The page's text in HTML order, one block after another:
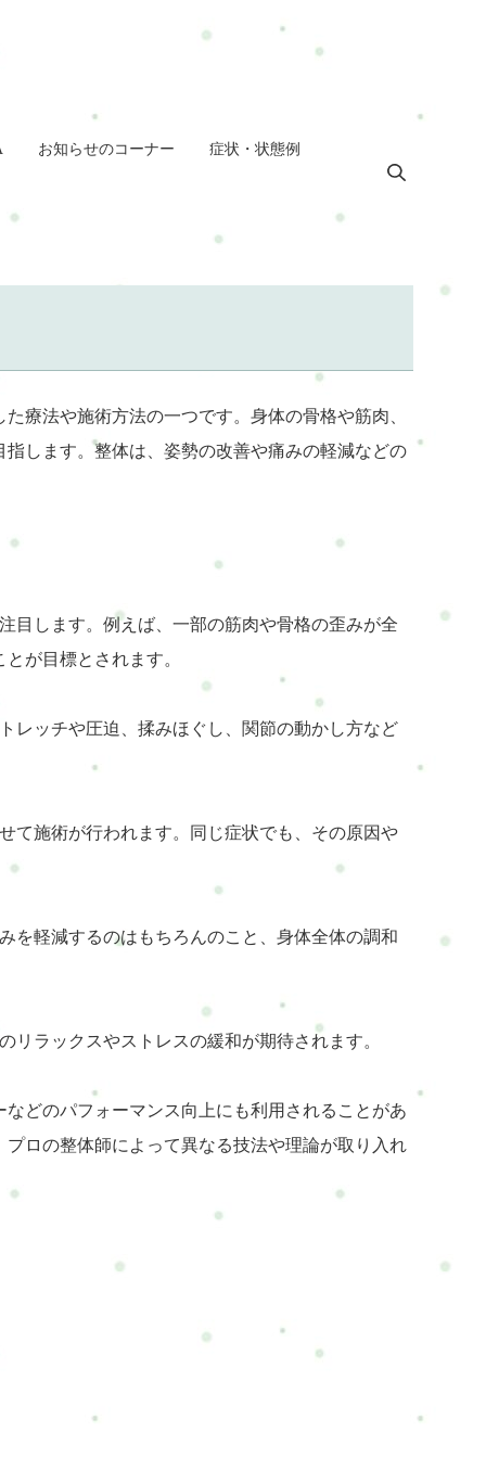
お知らせのコーナー 症状・状態例
療法や施術方法の一つです。身体の骨格や筋肉、
します。整体は、姿勢の改善や痛みの軽減などの
目します。例えば、一部の筋肉や骨格の歪みが全
が目標とされます。
レッチや圧迫、揉みほぐし、関節の動かし方など
て施術が行われます。同じ症状でも、その原因や
を軽減するのはもちろんのこと、身体全体の調和
リラックスやストレスの緩和が期待されます。
どのパフォーマンス向上にも利用されることがあ
ロの整体師によって異なる技法や理論が取り入れ